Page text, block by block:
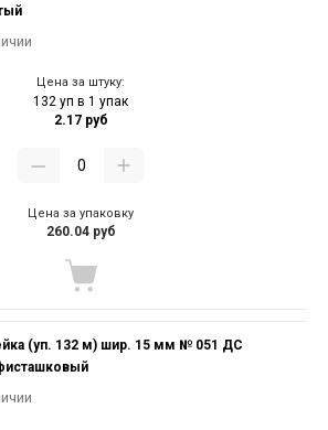
Цена за штуку:
132 уп в 1 упак
2.17 руб
Цена за упаковку
260.04 руб
(уп. 132 м) шир. 15 мм № 051 ДС